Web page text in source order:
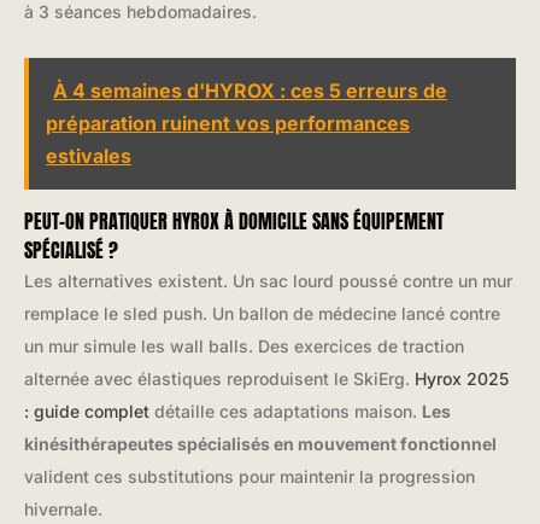
à 3 séances hebdomadaires.
À 4 semaines d'HYROX : ces 5 erreurs de
préparation ruinent vos performances
estivales
PEUT-ON PRATIQUER HYROX À DOMICILE SANS ÉQUIPEMENT
SPÉCIALISÉ ?
Les alternatives existent. Un sac lourd poussé contre un mur
remplace le sled push. Un ballon de médecine lancé contre
un mur simule les wall balls. Des exercices de traction
alternée avec élastiques reproduisent le SkiErg. Hyrox 2025
: guide complet détaille ces adaptations maison. Les
kinésithérapeutes spécialisés en mouvement fonctionnel
valident ces substitutions pour maintenir la progression
hivernale.